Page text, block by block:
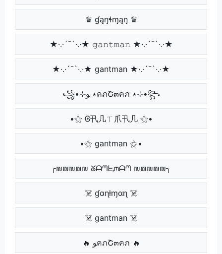
♛ ɠąŋɬɱąŋ ♛
★·.·´¯`·.·★ 𝚐𝚊𝚗𝚝𝚖𝚊𝚗 ★·.·´¯`·.·★
★·.·´¯`·.·★ gantman ★·.·´¯`·.·★
꧁•⊹٭ ﻮคภՇ๓คภ ٭⊹•꧂
•⚝ Ꮆ卂几ㄒ爪卂几 ⚝•
•⚝ gantman ⚝•
╭₪₪₪₪₪ ᘜᗩᘉᖶᘻᗩᘉ ₪₪₪₪₪╮
☠️ ɠαɳƚɱαɳ ☠️
☠️ gantman ☠️
🔥 ﻮคภՇ๓คภ 🔥